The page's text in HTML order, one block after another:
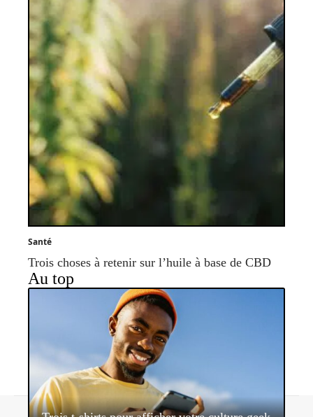
Santé
Trois choses à retenir sur l’huile à base de CBD
Au top
Contact Mentions légales Sitemap